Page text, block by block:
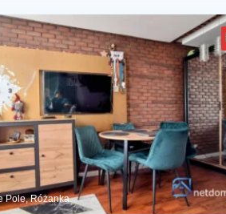
Pole, Różanka